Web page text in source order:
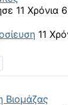
11 Χρόνια
11
Βιομάζας